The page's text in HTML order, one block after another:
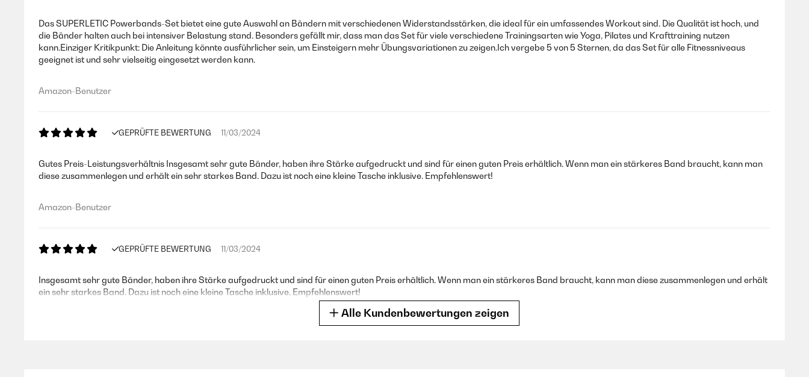
Das SUPERLETIC Powerbands-Set bietet eine gute Auswahl an Bändern mit verschiedenen Widerstandsstärken, die ideal für ein umfassendes Workout sind. Die Qualität ist hoch, und
die Bänder halten auch bei intensiver Belastung stand. Besonders gefällt mir, dass man das Set für viele verschiedene Trainingsarten wie Yoga, Pilates und Krafttraining nutzen
kann.Einziger Kritikpunkt: Die Anleitung könnte ausführlicher sein, um Einsteigern mehr Übungsvariationen zu zeigen.Ich vergebe 5 von 5 Sternen, da das Set für alle Fitnessniveaus
geeignet ist und sehr vielseitig eingesetzt werden kann.
Amazon-Benutzer
GEPRÜFTE BEWERTUNG 11/03/2024
Gutes Preis-Leistungsverhältnis Insgesamt sehr gute Bänder, haben ihre Stärke aufgedruckt und sind für einen guten Preis erhältlich. Wenn man ein stärkeres Band braucht, kann man
diese zusammenlegen und erhält ein sehr starkes Band. Dazu ist noch eine kleine Tasche inklusive. Empfehlenswert!
Amazon-Benutzer
GEPRÜFTE BEWERTUNG 11/03/2024
Insgesamt sehr gute Bänder, haben ihre Stärke aufgedruckt und sind für einen guten Preis erhältlich. Wenn man ein stärkeres Band braucht, kann man diese zusammenlegen und erhält
ein sehr starkes Band. Dazu ist noch eine kleine Tasche inklusive. Empfehlenswert!
Alle Kundenbewertungen zeigen